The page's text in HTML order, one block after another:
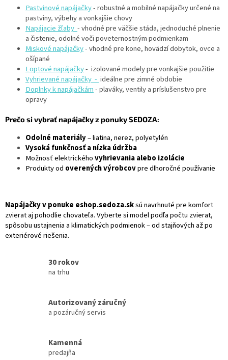
k
y
v
ý
p
i
u
Pastvinové napájačky- robustné a mobilné napájačky určené na
pastviny, výbehy a vonkajšie chovy
Napájacie žľaby - vhodné pre väčšie stáda, jednoduché plnenie
a čistenie, odolné voči poveternostným podmienkam
Miskové napájačky- vhodné pre kone, hovädzí dobytok, ovce a
ošípané
Loptové napájačky- izolované modely pre vonkajšie použitie
Vyhrievané napájačky - ideálne pre zimné obdobie
Doplnky k napájačkám- plaváky, ventily a príslušenstvo pre
opravy
Prečo si vybrať napájačky z ponuky SEDOZA:
Odolné materiály– liatina, nerez, polyetylén
Vysoká funkčnosť a nízka údržba
Možnosť elektrickéhovyhrievania alebo izolácie
Produkty od overených výrobcovpre dlhoročné používanie
Napájačky v ponuke eshop.sedoza.sksú navrhnuté pre komfort
zvierat aj pohodlie chovateľa. Vyberte si model podľa počtu zvierat,
spôsobu ustajnenia a klimatických podmienok – od stajňových až po
exteriérové riešenia.
30 rokov
na trhu
Autorizovaný záručný
a pozáručný servis
Kamenná
predajňa